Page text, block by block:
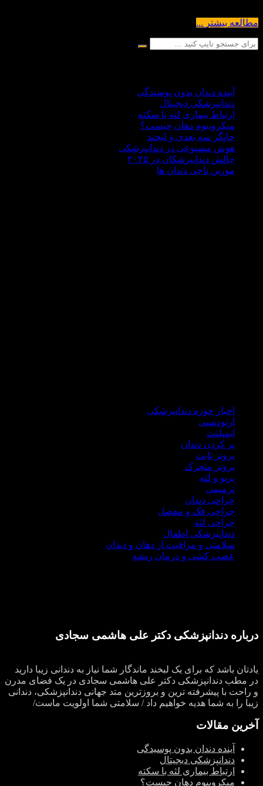
مطالعه بیشتر ...
آینده دندان بدون پوسیدگی
دندانپزشکی دیجیتال
ارتباط بیماری لثه با سکته
میکروبیوم دهان چیست؟
چاپگر سه‌ بعدی و لبخند
هوش مصنوعی در دندانپزشکی
چالش‌ دندانپزشکان در ۲۰۲۵
مورین ناجی دندان ها
اخبار حوزه دندانپزشکی
ارتودنسی
ایمپلنت
پر کردن دندان
پروتز ثابت
پروتز متحرک
پریو و لثه
ترمیمی
جراحی دندان
جراحی فک و مفصل
جراحی لثه
دندانپزشکی اطفال
سلامتی و مراقبت از دهان و دندان
عصب کشی و درمان ریشه
درباره دندانپزشکی دکتر علی هاشمی سجادی
یادتان باشد که برای یک لبخند ماندگار شما نیاز به دندانی زیبا دارید
در مطب دندانپزشکی دکتر علی هاشمی سجادی در یک فضای مدرن
و راحت با پیشرفته ترین و بروزترین متد جهانی دندانپزشکی، دندانی
زیبا را به شما هدیه خواهیم داد / سلامتی شما اولویت ماست/
آخرین مقالات
آینده دندان بدون پوسیدگی
دندانپزشکی دیجیتال
ارتباط بیماری لثه با سکته
میکروبیوم دهان چیست؟